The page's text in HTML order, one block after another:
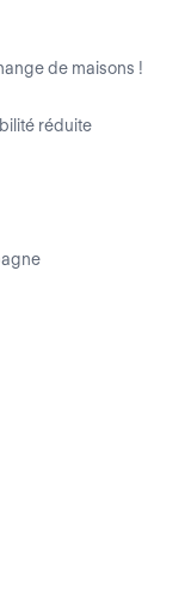
de maisons !
réduite